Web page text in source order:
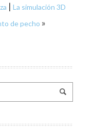
| La simulación 3D
de pecho »